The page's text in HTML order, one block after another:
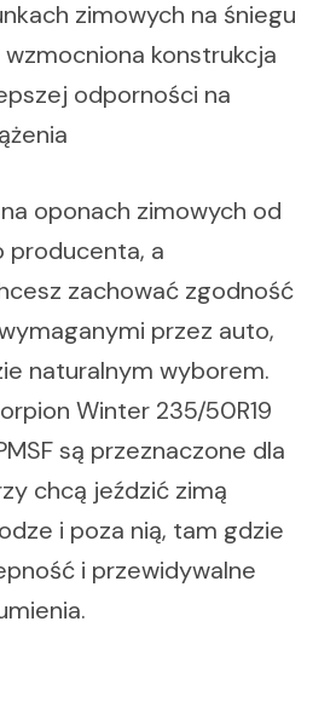
zimowych na śniegu
wzmocniona konstrukcja
odporności na
oponach zimowych od
producenta, a
zachować zgodność
przez auto,
naturalnym wyborem.
Winter 235/50R19
są przeznaczone dla
chcą jeździć zimą
i poza nią, tam gdzie
i przewidywalne